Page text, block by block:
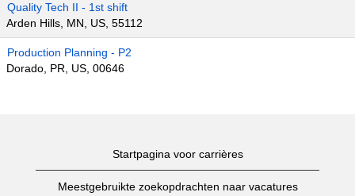
Quality Tech II - 1st shift
Arden Hills, MN, US, 55112
Production Planning - P2
Dorado, PR, US, 00646
Startpagina voor carrières
Meestgebruikte zoekopdrachten naar vacatures